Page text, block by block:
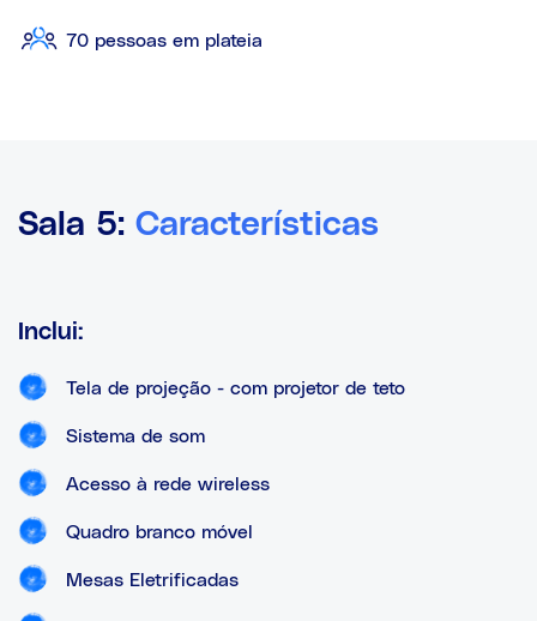
70 pessoas em plateia
Sala 5: Características
Inclui:
Tela de projeção - com projetor de teto
Sistema de som
Acesso à rede wireless
Quadro branco móvel
Mesas Eletrificadas